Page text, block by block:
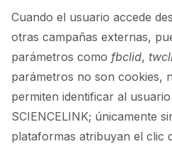
Cuando el usuario accede
otras campañas externas,
parámetros como fbclid,
parámetros no son cookies,
permiten identificar al
SCIENCELINK; únicamente
plataformas atribuyan el clic